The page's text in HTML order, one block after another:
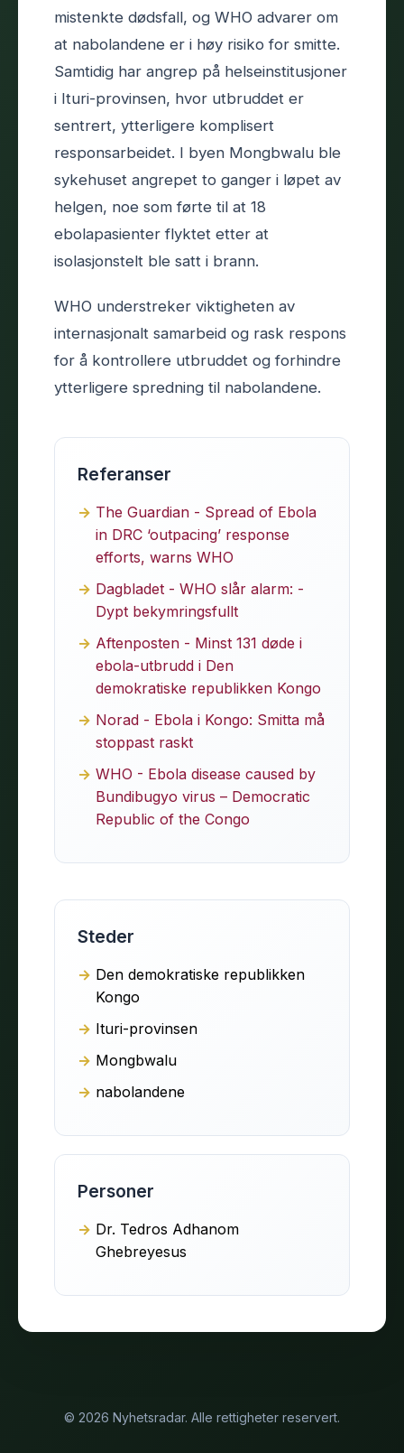
mistenkte dødsfall, og WHO advarer om
at nabolandene er i høy risiko for smitte.
Samtidig har angrep på helseinstitusjoner
i Ituri-provinsen, hvor utbruddet er
sentrert, ytterligere komplisert
responsarbeidet. I byen Mongbwalu ble
sykehuset angrepet to ganger i løpet av
helgen, noe som førte til at 18
ebolapasienter flyktet etter at
isolasjonstelt ble satt i brann.
WHO understreker viktigheten av
internasjonalt samarbeid og rask respons
for å kontrollere utbruddet og forhindre
ytterligere spredning til nabolandene.
Referanser
The Guardian - Spread of Ebola
in DRC ‘outpacing’ response
efforts, warns WHO
Dagbladet - WHO slår alarm: -
Dypt bekymringsfullt
Aftenposten - Minst 131 døde i
ebola-utbrudd i Den
demokratiske republikken Kongo
Norad - Ebola i Kongo: Smitta må
stoppast raskt
WHO - Ebola disease caused by
Bundibugyo virus – Democratic
Republic of the Congo
Steder
Den demokratiske republikken
Kongo
Ituri-provinsen
Mongbwalu
nabolandene
Personer
Dr. Tedros Adhanom
Ghebreyesus
© 2026 Nyhetsradar. Alle rettigheter reservert.